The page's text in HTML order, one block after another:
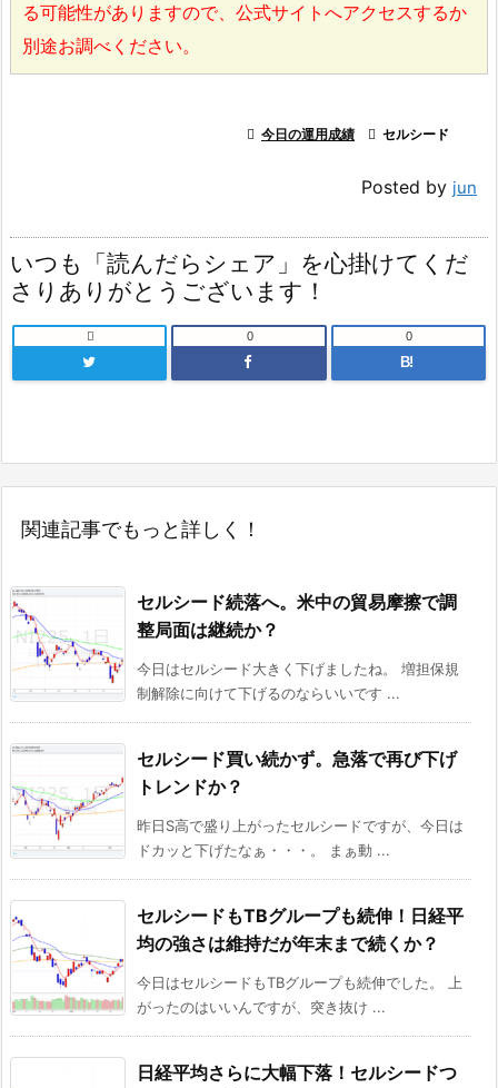
る可能性がありますので、公式サイトへアクセスするか
別途お調べください。
 今日の運用成績  セルシード
Posted by jun
いつも「読んだらシェア」を心掛けてくだ
さりありがとうございます！
 0
B!
0
関連記事でもっと詳しく！
セルシード続落へ。米中の貿易摩擦で調
整局面は継続か？
今日はセルシード大きく下げましたね。 増担保規
制解除に向けて下げるのならいいです ...
セルシード買い続かず。急落で再び下げ
トレンドか？
昨日S高で盛り上がったセルシードですが、今日は
ドカッと下げたなぁ・・・。 まぁ動 ...
セルシードもTBグループも続伸！日経平
均の強さは維持だが年末まで続くか？
今日はセルシードもTBグループも続伸でした。 上
がったのはいいんですが、突き抜け ...
日経平均さらに大幅下落！セルシードつ